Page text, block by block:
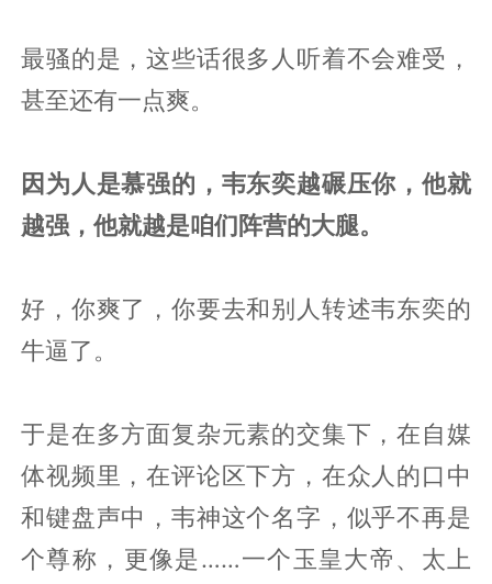
最骚的是，这些话很多人听着不会难受，
甚至还有一点爽。
因为人是慕强的，韦东奕越碾压你，他就
越强，他就越是咱们阵营的大腿。
好，你爽了，你要去和别人转述韦东奕的
牛逼了。
于是在多方面复杂元素的交集下，在自媒
体视频里，在评论区下方，在众人的口中
和键盘声中，韦神这个名字，似乎不再是
个尊称，更像是……一个玉皇大帝、太上